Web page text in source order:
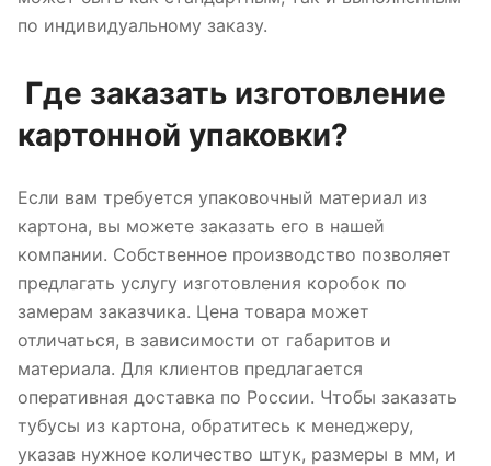
по индивидуальному заказу.
Где заказать изготовление
картонной упаковки?
Если вам требуется упаковочный материал из
картона, вы можете заказать его в нашей
компании. Собственное производство позволяет
предлагать услугу изготовления коробок по
замерам заказчика. Цена товара может
отличаться, в зависимости от габаритов и
материала. Для клиентов предлагается
оперативная доставка по России. Чтобы заказать
тубусы из картона, обратитесь к менеджеру,
указав нужное количество штук, размеры в мм, и